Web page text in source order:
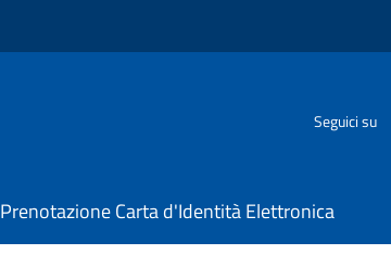
Seguici su
Prenotazione Carta d'Identità Elettronica